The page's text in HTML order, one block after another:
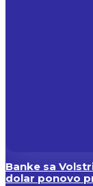
Banke sa
dolar ponovo